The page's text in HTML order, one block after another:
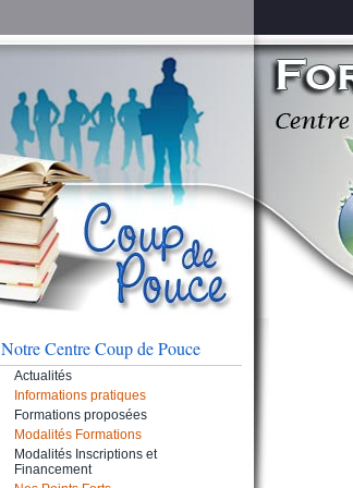
Notre Centre Coup de Pouce
Actualités
Informations pratiques
Formations proposées
Modalités Formations
Modalités Inscriptions et
Financement